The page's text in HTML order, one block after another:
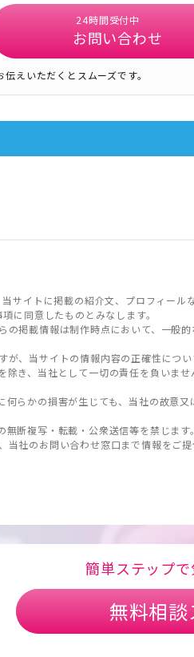
24時間受付中
お問い合わせ
えいただくとスムーズです。
サイトに掲載の紹介文、プロフィール
に同意したものとみなします。
掲載情報は制作時点において、一般
、当サイトの情報内容の正確性につ
き、当社として一切の責任を負いま
らかの損害が生じても、当社の故意
無断複写・転載・公衆送信等を禁じます
社のお問い合わせ窓口まで情報をご
簡単ステップ
無料相